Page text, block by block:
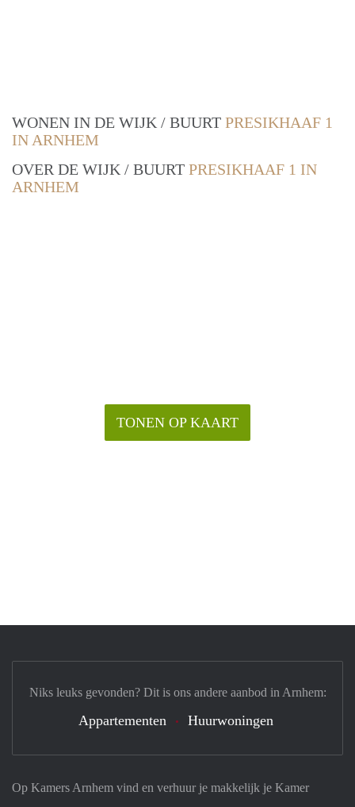
WONEN IN DE WIJK / BUURT PRESIKHAAF 1
IN ARNHEM
OVER DE WIJK / BUURT PRESIKHAAF 1 IN
ARNHEM
TONEN OP KAART
Op Kamers Arnhem vind en verhuur je makkelijk je Kamer
Niks leuks gevonden? Dit is ons andere aanbod in Arnhem:
Appartementen Huurwoningen